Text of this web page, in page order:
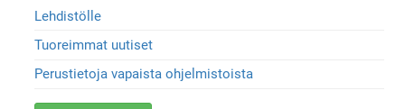
Lehdistölle
Tuoreimmat uutiset
Perustietoja vapaista ohjelmistoista